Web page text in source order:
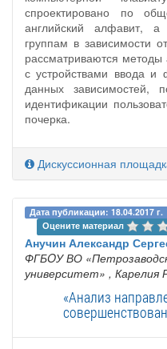
спроектировано по
английский алфавит,
группам в зависимости
рассматриваются методы
с устройствами ввода и
данных зависимостей,
идентификации
почерка.
Дискуссионная
Дата публикации: 18.04.2017 г.
Оцените материал
Анучин Александр
ФГБOУ ВО
университет» , Карелия
«Анализ